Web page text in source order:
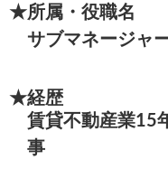
★所属・役職名
サブマネージャ
★経歴
賃貸不動産業15
事